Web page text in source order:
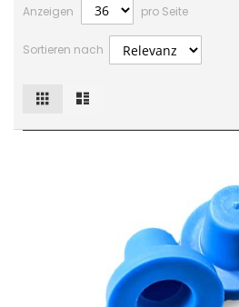
Anzeigen pro Seite
Sortieren nach
Ansicht
als
Raster